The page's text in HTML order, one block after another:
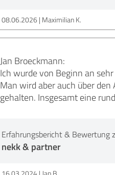
08.06.2026 Maximilian K.
Jan Broeckmann:
Ich wurde von Beginn an
Man wird aber auch über
gehalten. Insgesamt eine
Erfahrungsbericht & Bewertung
nekk & partner